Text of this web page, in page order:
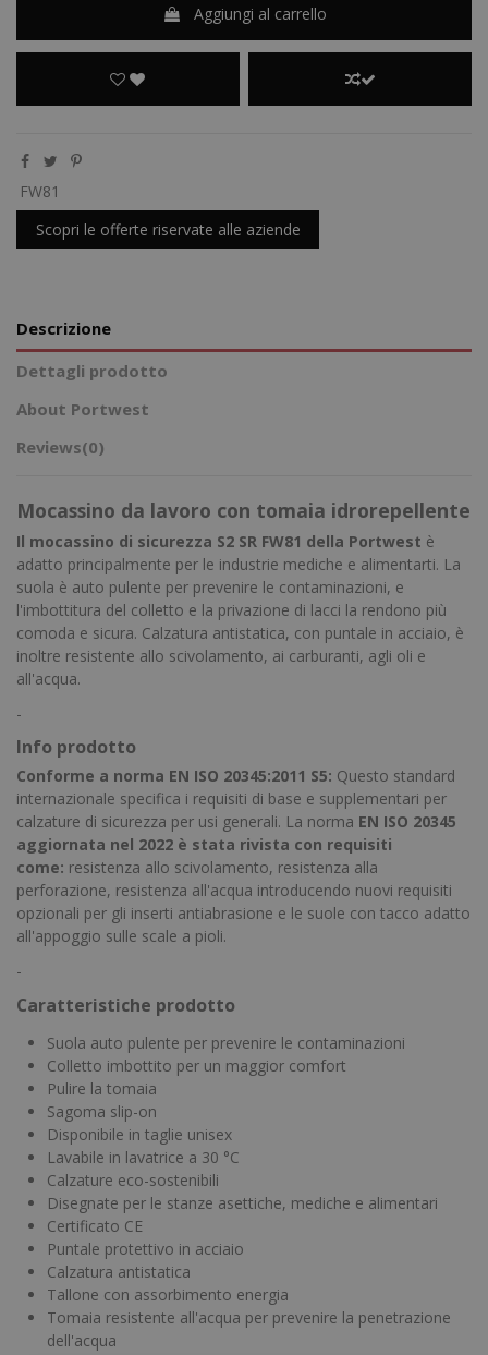
Aggiungi al carrello
FW81
Scopri le offerte riservate alle aziende
Descrizione
Dettagli prodotto
About Portwest
Reviews(0)
Mocassino da lavoro con tomaia idrorepellente
Il mocassino di sicurezza S2 SR FW81 della Portwest è
adatto principalmente per le industrie mediche e alimentarti. La
suola è auto pulente per prevenire le contaminazioni, e
l'imbottitura del colletto e la privazione di lacci la rendono più
comoda e sicura. Calzatura antistatica, con puntale in acciaio, è
inoltre resistente allo scivolamento, ai carburanti, agli oli e
all'acqua.
-
Info prodotto
Conforme a norma EN ISO 20345:2011 S5: Questo standard
internazionale specifica i requisiti di base e supplementari per
calzature di sicurezza per usi generali. La norma EN ISO 20345
aggiornata nel 2022 è stata rivista con requisiti
come: resistenza allo scivolamento, resistenza alla
perforazione, resistenza all'acqua introducendo nuovi requisiti
opzionali per gli inserti antiabrasione e le suole con tacco adatto
all'appoggio sulle scale a pioli.
-
Caratteristiche prodotto
Suola auto pulente per prevenire le contaminazioni
Colletto imbottito per un maggior comfort
Pulire la tomaia
Sagoma slip-on
Disponibile in taglie unisex
Lavabile in lavatrice a 30 °C
Calzature eco-sostenibili
Disegnate per le stanze asettiche, mediche e alimentari
Certificato CE
Puntale protettivo in acciaio
Calzatura antistatica
Tallone con assorbimento energia
Tomaia resistente all'acqua per prevenire la penetrazione
dell'acqua